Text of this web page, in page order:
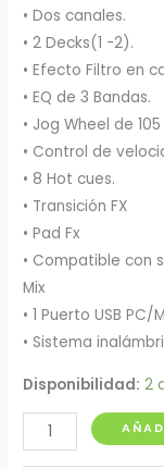
• Dos canales.
• 2 Decks(1 -2).
• Efecto Filtro en
• EQ de 3 Bandas.
• Jog Wheel de
• Control de
• 8 Hot cues.
• Transición FX
• Pad Fx
• Compatible con
Mix
• 1 Puerto USB PC/
• Sistema
Disponibilidad: 2
Controlador
DJ